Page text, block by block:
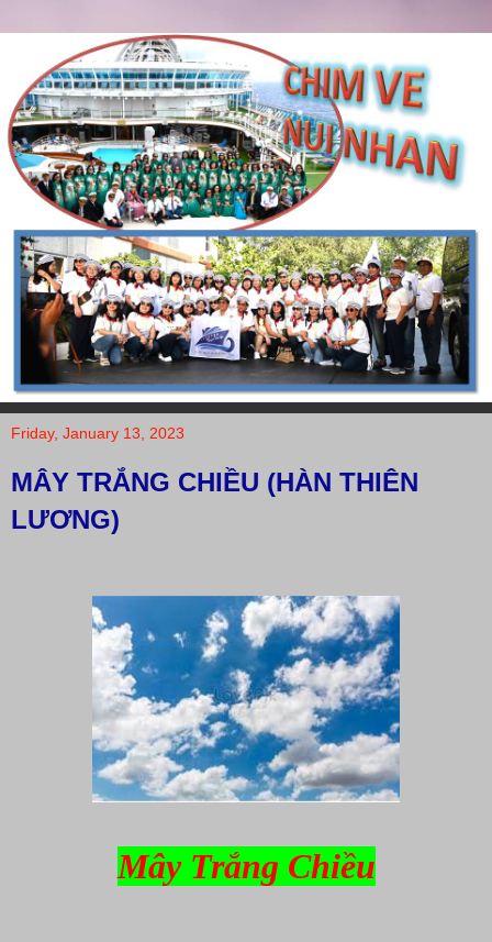
Friday, January 13, 2023
MÂY TRẮNG CHIỀU (HÀN THIÊN
LƯƠNG)
Mây Trắng Chiều